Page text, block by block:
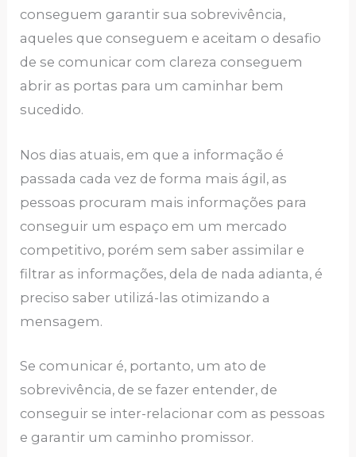
conseguem garantir sua sobrevivência,
aqueles que conseguem e aceitam o desafio
de se comunicar com clareza conseguem
abrir as portas para um caminhar bem
sucedido.
Nos dias atuais, em que a informação é
passada cada vez de forma mais ágil, as
pessoas procuram mais informações para
conseguir um espaço em um mercado
competitivo, porém sem saber assimilar e
filtrar as informações, dela de nada adianta, é
preciso saber utilizá-las otimizando a
mensagem.
Se comunicar é, portanto, um ato de
sobrevivência, de se fazer entender, de
conseguir se inter-relacionar com as pessoas
e garantir um caminho promissor.